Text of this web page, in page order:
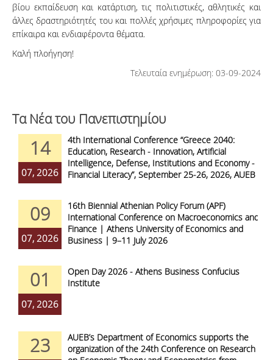
βίου εκπαίδευση και κατάρτιση, τις πολιτιστικές, αθλητικές και
άλλες δραστηριότητές του και πολλές χρήσιμες πληροφορίες για
επίκαιρα και ενδιαφέροντα θέματα.
Καλή πλοήγηση!
Τελευταία ενημέρωση: 03-09-2024
Τα Νέα του Πανεπιστημίου
14
07, 2026
4th International Conference “Greece 2040:
Education, Research - Innovation, Artificial
Intelligence, Defense, Institutions and Economy -
Financial Literacy”, September 25-26, 2026, AUEB
09
07, 2026
16th Biennial Athenian Policy Forum (APF)
International Conference on Macroeconomics and
Finance | Athens University of Economics and
Business | 9–11 July 2026
01
07, 2026
Open Day 2026 - Athens Business Confucius
Institute
23
AUEB’s Department of Economics supports the
organization of the 24th Conference on Research